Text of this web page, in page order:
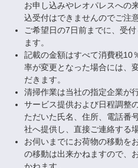
お申し込みやレオパレスへの
込受付はできませんのでご注
ご希望日の7日前までに、受
ます。
記載の金額はすべて消費税10
率が変更となった場合には、
だきます。
清掃作業は当社の指定企業が
サービス提供および日程調整
ただいた氏名、住所、電話番
社へ提供し、直接ご連絡する
お伺いまでにお荷物の移動を
の移動は出来かねますので、
かねます。